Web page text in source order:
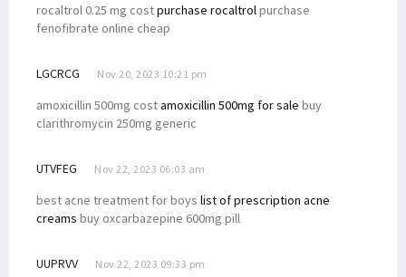
rocaltrol 0.25 mg costpurchase rocaltrolpurchase
fenofibrate online cheap
LGCRCG Nov 20, 2023 10:21 pm
amoxicillin 500mg costamoxicillin 500mg for sale buy
clarithromycin 250mg generic
UTVFEG Nov 22, 2023 06:03 am
best acne treatment for boys list of prescription acne
creams buy oxcarbazepine 600mg pill
UUPRVV Nov 22, 2023 09:33 pm